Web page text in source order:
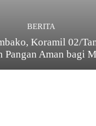
BERITA
Koramil 02/
Pangan Aman bagi